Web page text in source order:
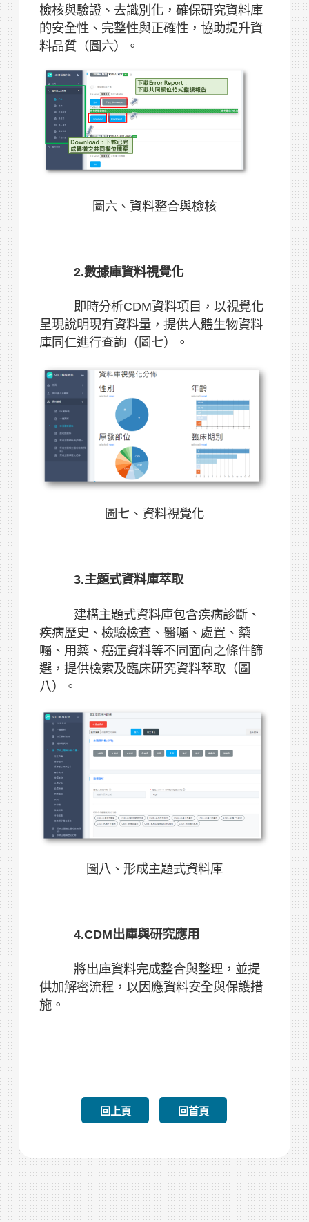
檢核與驗證、去識別化，確保研究資料庫
的安全性、完整性與正確性，協助提升資
料品質（圖六）。
圖六、資料整合與檢核
2.數據庫資料視覺化
即時分析CDM資料項目，以視覺化
呈現說明現有資料量，提供人體生物資料
庫同仁進行查詢（圖七）。
圖七、資料視覺化
3.主題式資料庫萃取
建構主題式資料庫包含疾病診斷、
疾病歷史、檢驗檢查、醫囑、處置、藥
囑、用藥、癌症資料等不同面向之條件篩
選，提供檢索及臨床研究資料萃取（圖
八）。
圖八、形成主題式資料庫
4.CDM出庫與研究應用
將出庫資料完成整合與整理，並提
供加解密流程，以因應資料安全與保護措
施。
回上頁 回首頁